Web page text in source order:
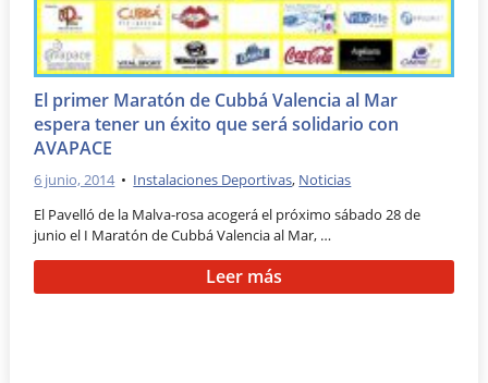
El primer Maratón de Cubbá Valencia al Mar
espera tener un éxito que será solidario con
AVAPACE
6 junio, 2014 • Instalaciones Deportivas, Noticias
El Pavelló de la Malva-rosa acogerá el próximo sábado 28 de
junio el I Maratón de Cubbá Valencia al Mar, …
Leer más